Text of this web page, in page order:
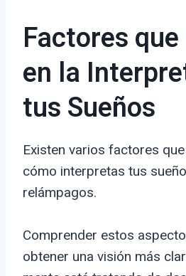
Factores
en la
tus Sueños
Existen varios factores
cómo interpretas tus
relámpagos.
Comprender estos
obtener una visión más